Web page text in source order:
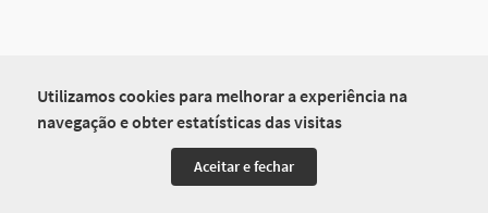
Utilizamos cookies para melhorar a experiência na
navegação e obter estatísticas das visitas
Aceitar e fechar